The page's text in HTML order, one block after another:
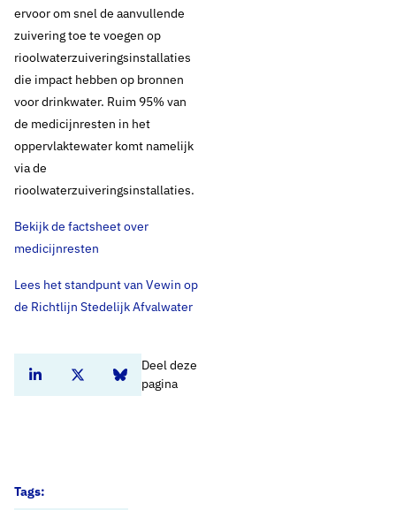
Thema's:
Drinkwaterbronnen en opkomende stoffen
ervoor om snel de aanvullende
zuivering toe te voegen op
rioolwaterzuiveringsinstallaties
die impact hebben op bronnen
voor drinkwater. Ruim 95% van
de medicijnresten in het
oppervlaktewater komt namelijk
via de
rioolwaterzuiveringsinstallaties.
Bekijk de factsheet over
medicijnresten
Lees het standpunt van Vewin op
de Richtlijn Stedelijk Afvalwater
Deel deze
pagina
Deel dit artikel op Linkedin
Deel dit artikel op Twitter
Deel dit artikel op Bluesky
Tags: